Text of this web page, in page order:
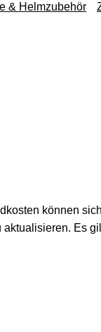
& Helmzubehör
können
Es